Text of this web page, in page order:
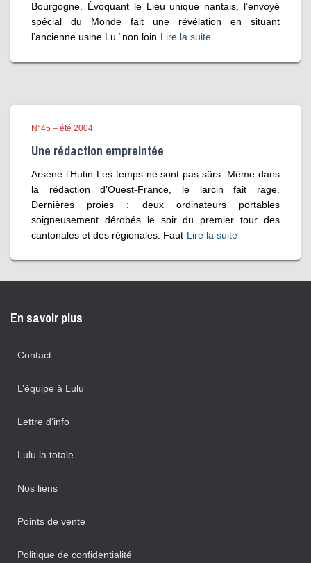
Bourgogne. Évoquant le Lieu unique nantais, l’envoyé
spécial du Monde fait une révélation en situant
l’ancienne usine Lu “non loin Lire la suite
N°45 – été 2004
Une rédaction empreintée
Arsène l’Hutin Les temps ne sont pas sûrs. Même dans
la rédaction d’Ouest-France, le larcin fait rage.
Dernières proies : deux ordinateurs portables
soigneusement dérobés le soir du premier tour des
cantonales et des régionales. Faut Lire la suite
En savoir plus
Contact
L’équipe à Lulu
Lettre d’info
Lulu la totale
Nos liens
Points de vente
Politique de confidentialité